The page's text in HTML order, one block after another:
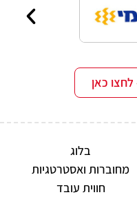
לחצו כאן
בלוג
מחוברות ואסטרטגיות
חווית עובד